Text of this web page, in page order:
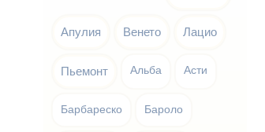
Апулия Венето Лацио
Пьемонт Альба Асти
Барбареско Бароло